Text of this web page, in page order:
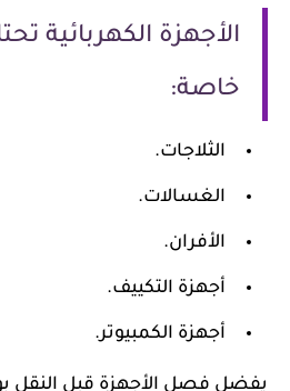
الأجهزة الكهربائية
خاصة:
الثلاجات.
الغسالات.
الأفران.
أجهزة التكييف.
أجهزة الكمبيوتر.
يفضل فصل الأجهزة قبل النقل